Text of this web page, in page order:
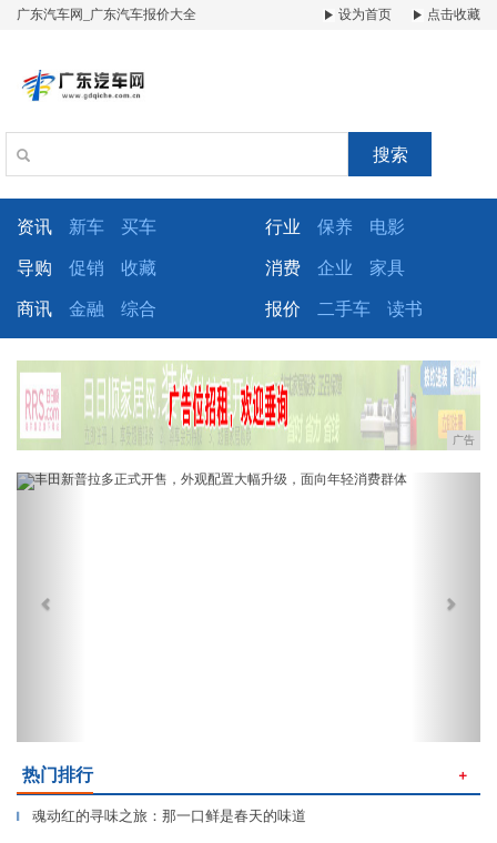
广东汽车网_广东汽车报价大全 设为首页 点击收藏
搜索
资讯 新车 买车 行业 保养 电影
导购 促销 收藏 消费 企业 家具
商讯 金融 综合 报价 二手车 读书
广告
Previous
热门排行 ＋
▎ 魂动红的寻味之旅：那一口鲜是春天的味道